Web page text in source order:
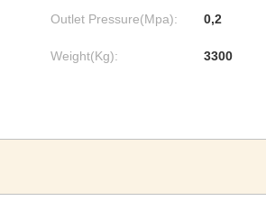
Outlet Pressure(Mpa): 0,2
Weight(Kg): 3300